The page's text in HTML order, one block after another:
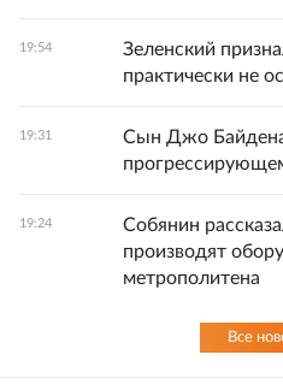
19:54
Зеленский
практически не
19:31
Сын Джо Байдена
19:24
Собянин
производят
метрополитена
Все